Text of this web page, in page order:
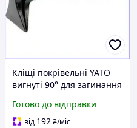
Кліщі покрівельні YATO
вигнуті 90° для загинання
черепиці металу 260 мм
Готово до відправки
від 192₴/міс